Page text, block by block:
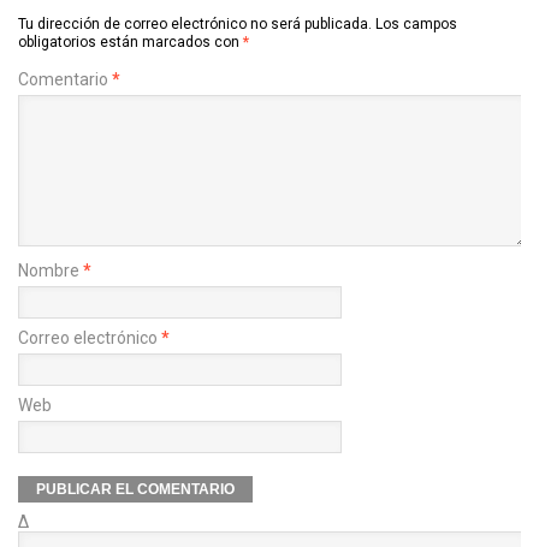
Tu dirección de correo electrónico no será publicada. Los campos
obligatorios están marcados con *
Comentario *
Nombre *
Correo electrónico *
Web
Δ